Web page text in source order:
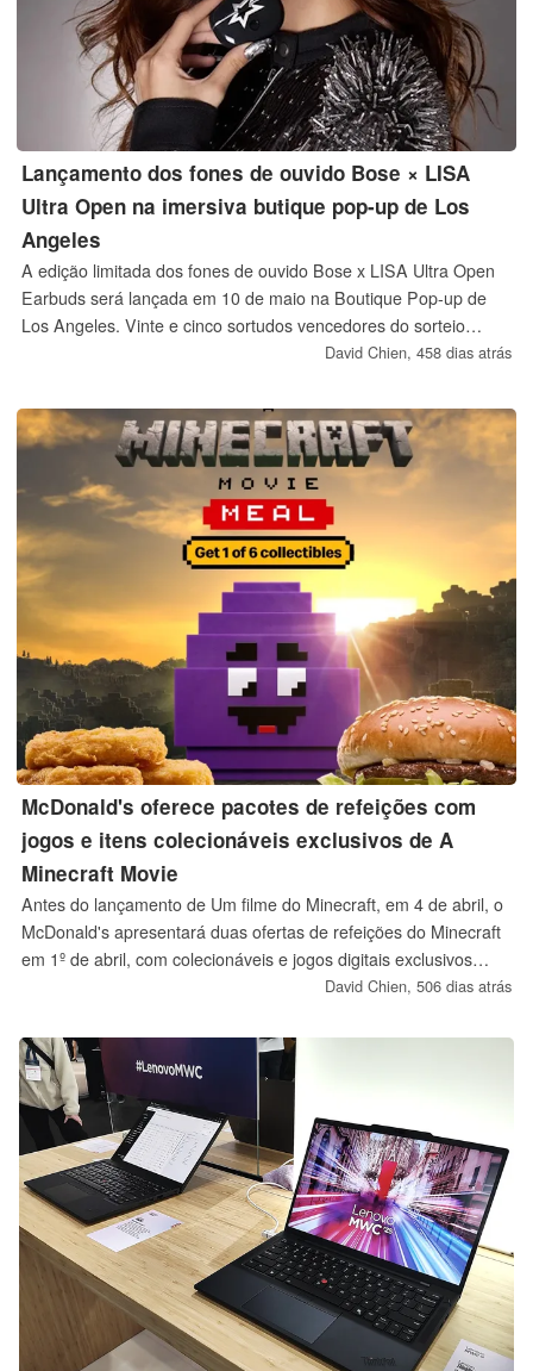
Lançamento dos fones de ouvido Bose × LISA
Ultra Open na imersiva butique pop-up de Los
Angeles
A edição limitada dos fones de ouvido Bose x LISA Ultra Open
Earbuds será lançada em 10 de maio na Boutique Pop-up de
Los Angeles. Vinte e cinco sortudos vencedores do sorteio
poderão conhecer a estrela do K-pop nos dias 12 e 13 de julho
ouvido.
David Chien, 458 dias atrás
McDonald's oferece pacotes de refeições com
jogos e itens colecionáveis exclusivos de A
Minecraft Movie
Antes do lançamento de Um filme do Minecraft, em 4 de abril, o
McDonald's apresentará duas ofertas de refeições do Minecraft
em 1º de abril, com colecionáveis e jogos digitais exclusivos
David Chien, 506 dias atrás